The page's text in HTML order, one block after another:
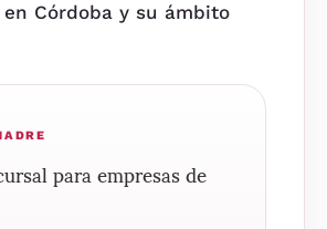
Córdoba y su ámbito
para empresas de